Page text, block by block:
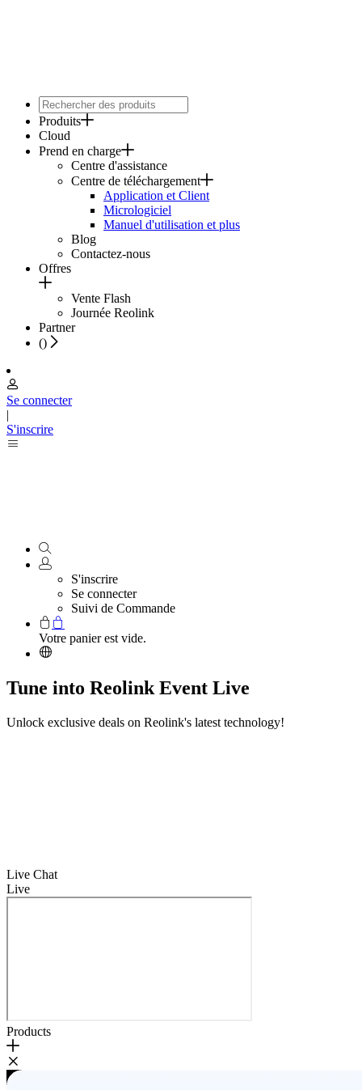
Produits
Cloud
Prend en charge
Centre d'assistance
Centre de téléchargement
Application et Client
Micrologiciel
Manuel d'utilisation et plus
Blog
Contactez-nous
Offres
Vente Flash
Journée Reolink
Partner
()
Se connecter
|
S'inscrire
S'inscrire
Se connecter
Suivi de Commande
Votre panier est vide.
Tune into Reolink Event Live
Unlock exclusive deals on Reolink's latest technology!
Live Chat
Live
Products